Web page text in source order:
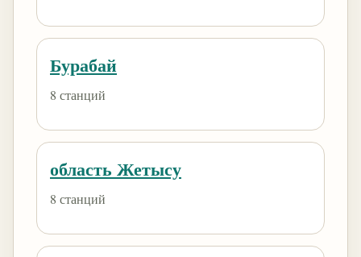
Бурабай
8 станций
область Жетысу
8 станций